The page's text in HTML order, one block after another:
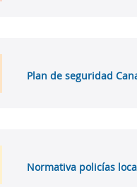
Plan de seguridad
Normativa policías